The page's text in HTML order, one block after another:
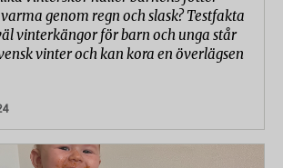
genom regn och slask? Testfakta
vinterkängor för barn och unga står
vinter och kan kora en överlägsen